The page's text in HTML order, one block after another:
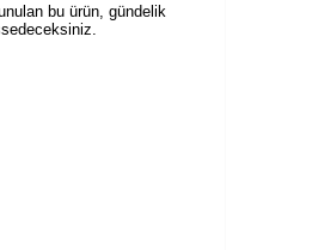
bu ürün, gündelik